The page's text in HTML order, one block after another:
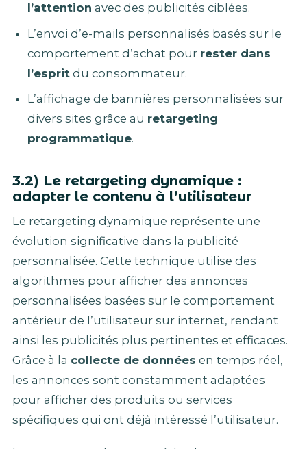
l’attention avec des publicités ciblées.
L’envoi d’e-mails personnalisés basés sur le
comportement d’achat pour rester dans
l’espritdu consommateur.
L’affichage de bannières personnalisées sur
divers sites grâce au retargeting
programmatique.
3.2) Le retargeting dynamique :
adapter le contenu à l’utilisateur
Le retargeting dynamique représente une
évolution significative dans la publicité
personnalisée. Cette technique utilise des
algorithmes pour afficher des annonces
personnalisées basées sur le comportement
antérieur de l’utilisateur sur internet, rendant
ainsi les publicités plus pertinentes et efficaces.
Grâce à la collecte de données en temps réel,
les annonces sont constamment adaptées
pour afficher des produits ou services
spécifiques qui ont déjà intéressé l’utilisateur.